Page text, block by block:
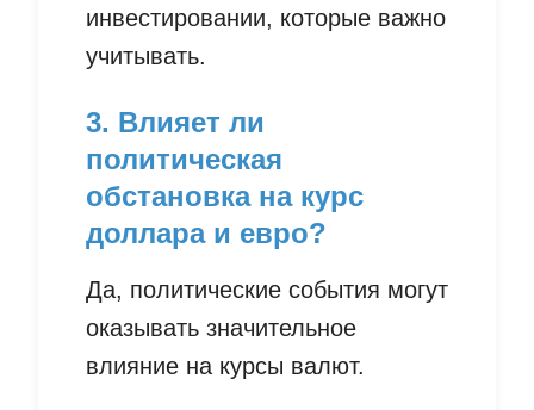
инвестировании, которые важно
учитывать.
3. Влияет ли
политическая
обстановка на курс
доллара и евро?
Да, политические события могут
оказывать значительное
влияние на курсы валют.